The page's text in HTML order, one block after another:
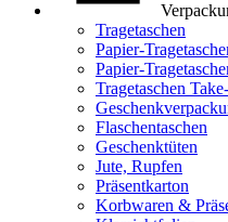
Tragetaschen
Papier-
Papier-
Tragetaschen
Flaschentaschen
Geschenktüten
Jute, Rupfen
Präsentkarton
Korbwaren &